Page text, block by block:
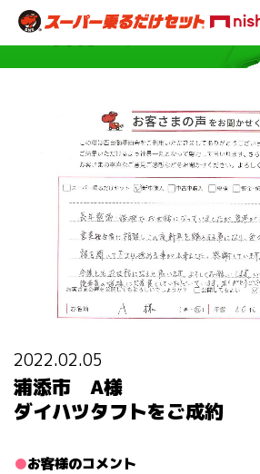
2022.02.05
浦添市 A様
ダイハツタフトをご成約
お客様のコメント